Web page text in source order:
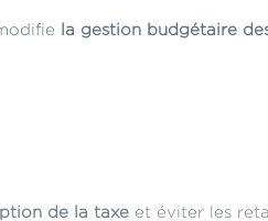
la gestion budgétaire
de la taxe et éviter les